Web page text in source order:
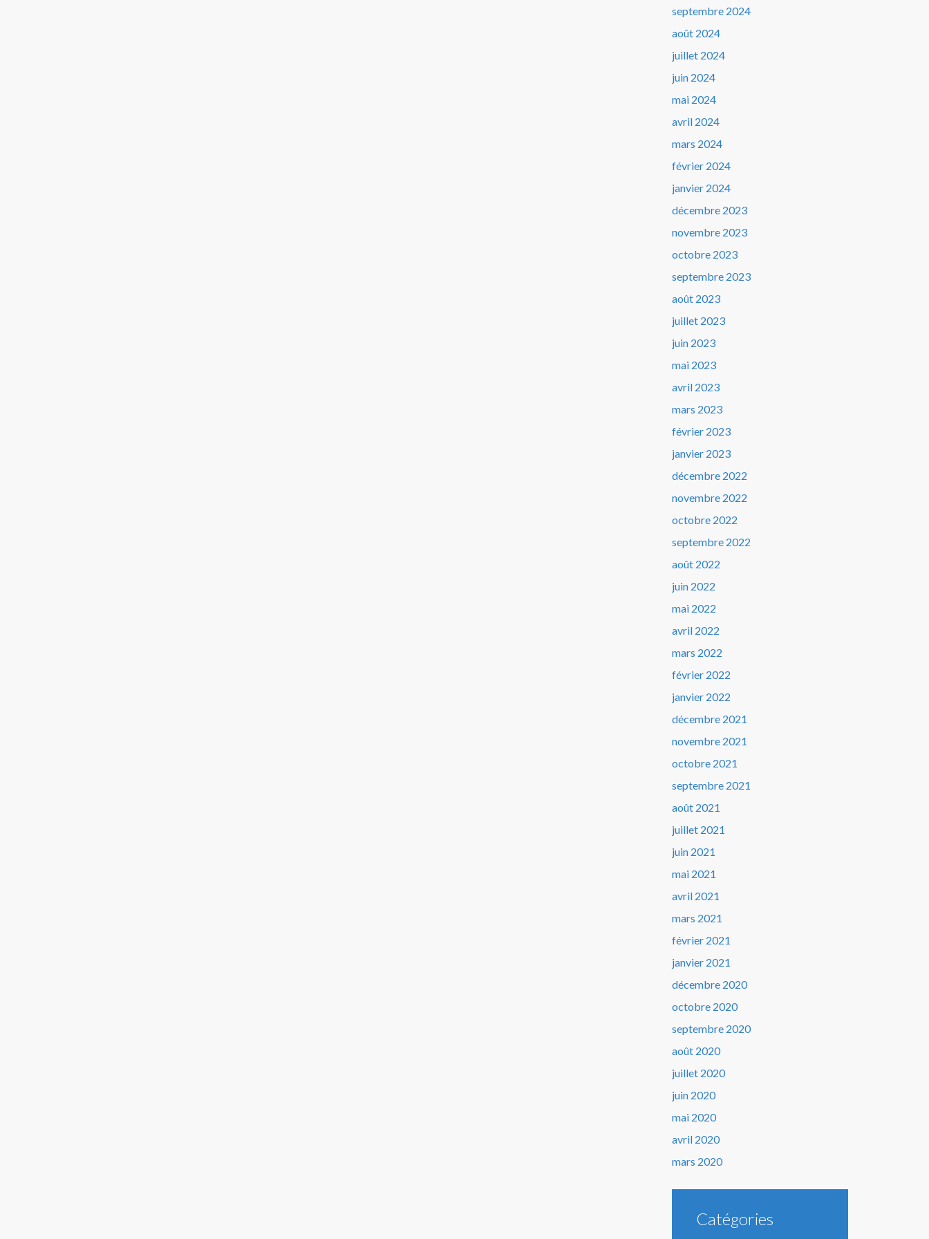
septembre 2024
août 2024
juillet 2024
juin 2024
mai 2024
avril 2024
mars 2024
février 2024
janvier 2024
décembre 2023
novembre 2023
octobre 2023
septembre 2023
août 2023
juillet 2023
juin 2023
mai 2023
avril 2023
mars 2023
février 2023
janvier 2023
décembre 2022
novembre 2022
octobre 2022
septembre 2022
août 2022
juin 2022
mai 2022
avril 2022
mars 2022
février 2022
janvier 2022
décembre 2021
novembre 2021
octobre 2021
septembre 2021
août 2021
juillet 2021
juin 2021
mai 2021
avril 2021
mars 2021
février 2021
janvier 2021
décembre 2020
octobre 2020
septembre 2020
août 2020
juillet 2020
juin 2020
mai 2020
avril 2020
mars 2020
Catégories